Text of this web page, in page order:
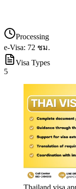
Processing
e-Visa: 72 ชม.
Visa Types
5
Thailand visa